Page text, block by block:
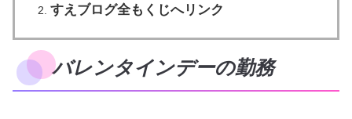
すえブログ全もくじへリンク
バレンタインデーの勤務